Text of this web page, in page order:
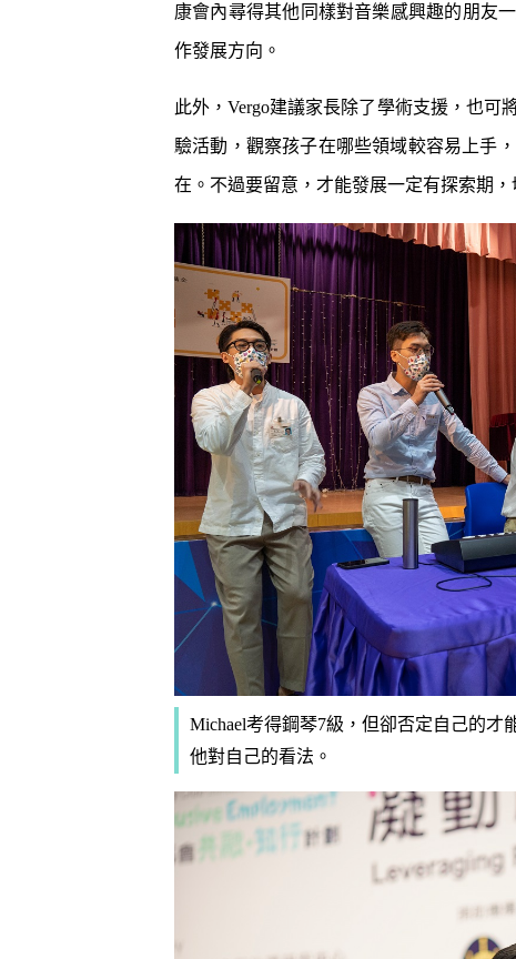
康會內尋得其他同樣對音樂感興趣的朋友
作發展方向。
此外，Vergo建議家長除了學術支援，也
驗活動，觀察孩子在哪些領域較容易上手
在。不過要留意，才能發展一定有探索期
Michael考得鋼琴7級，但卻否定自己的才
他對自己的看法。